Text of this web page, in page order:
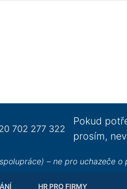
702 277 322
Pokud
prosím,
– ne pro uchazeče o
HR PRO FIRMY